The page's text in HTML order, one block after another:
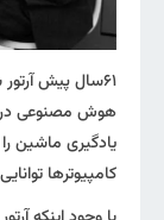
هوش مصنوعی در
یادگیری ماشین
کامپیوترها